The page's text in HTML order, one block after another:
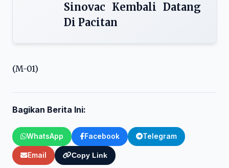
Sinovac Kembali Datang
Di Pacitan
(M-01)
Bagikan Berita Ini:
WhatsApp Facebook Telegram
Email Copy Link